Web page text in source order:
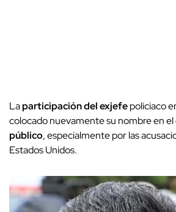
Laparticipación del exjefepoliciaco
colocado nuevamente su nombre en
público, especialmente por las
Estados Unidos.